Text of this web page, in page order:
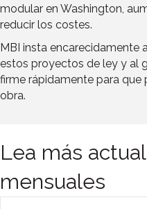
modular en Washington,
reducir los costes.
MBI insta encarecidamente
estos proyectos de ley y al
firme rápidamente para
obra.
Lea más
mensuales